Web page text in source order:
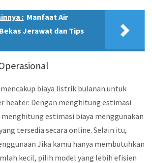
: Manfaat Air
Jerawat dan Tips
biaya listrik bulanan untuk
heater. Dengan menghitung estimasi
menghitung estimasi biaya menggunakan
tersedia secara online. Selain itu,
Jika kamu hanya membutuhkan
kecil, pilih model yang lebih efisien